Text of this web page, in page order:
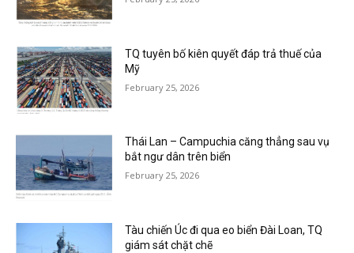
TQ tuyên bố kiên quyết đáp trả thuế của
Mỹ
February 25, 2026
Thái Lan – Campuchia căng thẳng sau vụ
bắt ngư dân trên biển
February 25, 2026
Tàu chiến Úc đi qua eo biển Đài Loan, TQ
giám sát chặt chẽ